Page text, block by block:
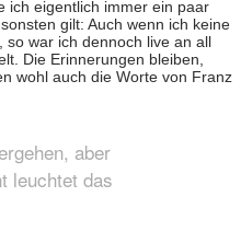
ich eigentlich immer ein paar
gilt: Auch wenn ich keine
war ich dennoch live an all
Die Erinnerungen bleiben,
wohl auch die Worte von Franz
aber
leuchtet das